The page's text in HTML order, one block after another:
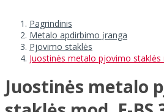
Pagrindinis
Metalo apdirbimo įranga
Pjovimo staklės
Juostinės metalo pjovimo staklės
Juostinės metalo